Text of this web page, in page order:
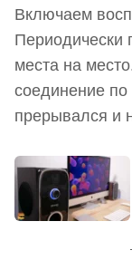
Включаем
места на
соединение по
прерывался и